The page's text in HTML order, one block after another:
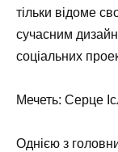
тільки відоме
сучасним
соціальних
Мечеть: Серце
Однією з